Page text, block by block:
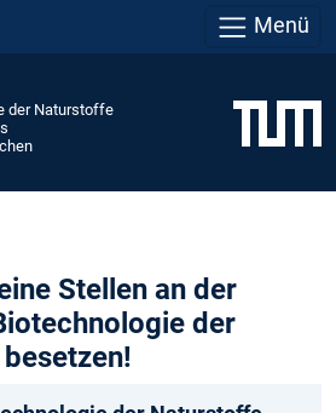
Menü
der Naturstoffe
Stellen an der
der